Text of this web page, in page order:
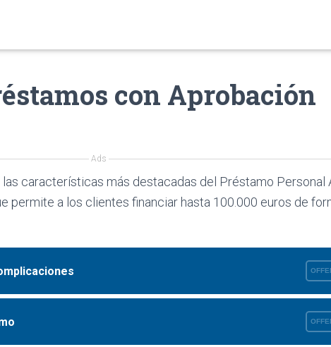
con Aprobación
Ads
las características más destacadas del Préstamo Personal
permite a los clientes financiar hasta 100.000 euros de